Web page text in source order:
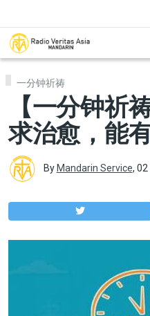
一分钟祈祷
【一分钟祈
求治愈，能
By Mandarin Service, 02